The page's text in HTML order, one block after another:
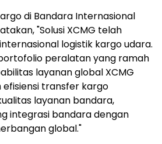
di Bandara Internasional
"Solusi XCMG telah
logistik kargo udara.
peralatan yang ramah
layanan global XCMG
transfer kargo
layanan bandara,
integrasi bandara dengan
global."